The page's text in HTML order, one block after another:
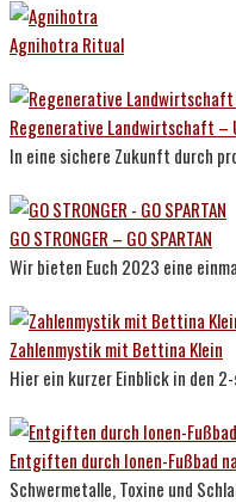
Agnihotra Ritual
Regenerative Landwirtschaft –
In eine sichere Zukunft durch
GO STRONGER – GO SPARTAN
Wir bieten Euch 2023 eine
Zahlenmystik mit Bettina Klein
Hier ein kurzer Einblick in den
Entgiften durch Ionen-Fußbad
Schwermetalle, Toxine und